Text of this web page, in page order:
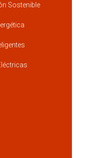
Sostenible